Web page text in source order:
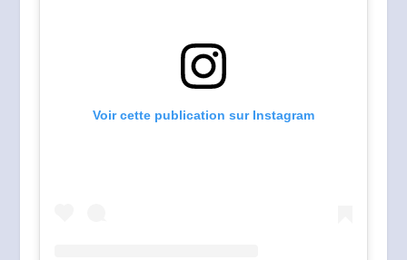
Voir cette publication sur Instagram